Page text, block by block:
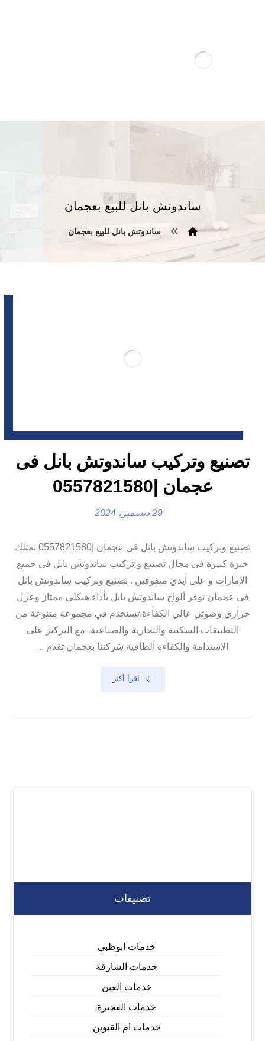
ساندوتش بانل للبيع بعجمان
ساندوتش بانل للبيع بعجمان
تصنيع وتركيب ساندوتش بانل فى
عجمان |0557821580
29 ديسمبر، 2024
تصنيع وتركيب ساندوتش بانل فى عجمان |0557821580 نمتلك
خبرة كبيرة فى مجال تصنيع و تركيب ساندوتش بانل فى جميع
الامارات و على ايدي متفوقين . تصنيع وتركيب ساندوتش بانل
فى عجمان توفر ألواح ساندوتش بانل بأداء هيكلي ممتاز وعزل
حراري وصوتي عالي الكفاءة.تستخدم في مجموعة متنوعة من
التطبيقات السكنية والتجارية والصناعية، مع التركيز على
الاستدامة والكفاءة الطاقية شركتنا بعجمان تقدم ...
اقرأ أكثر
تصنيفات
خدمات ابوظبي
خدمات الشارقة
خدمات العين
خدمات الفجيرة
خدمات ام القيوين